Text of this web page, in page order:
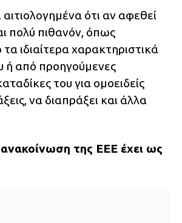
αιτιολογημένα ότι αν αφεθεί
πολύ πιθανόν, όπως
ιδιαίτερα χαρακτηριστικά
ή από προηγούμενες
του για ομοειδείς
να διαπράξει και άλλα
ανακοίνωση της ΕΕΕ έχει ως